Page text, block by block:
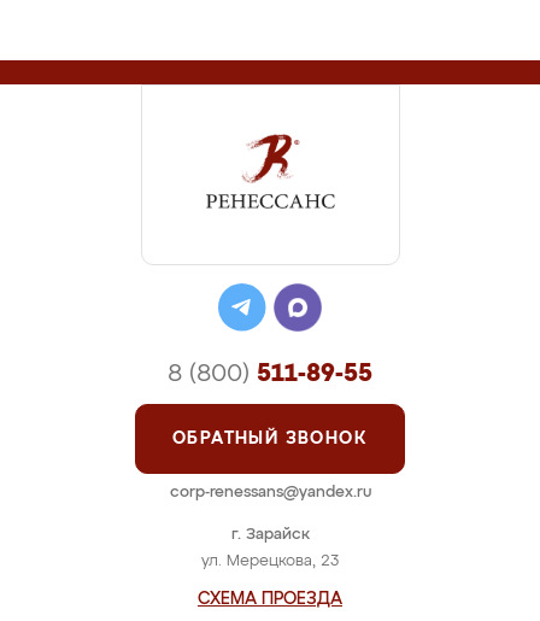
г. Зарайск
ул. Мерецкова, 23
СХЕМА ПРОЕЗДА
8 (800) 511-89-55
ОБРАТНЫЙ ЗВОНОК
corp-renessans@yandex.ru